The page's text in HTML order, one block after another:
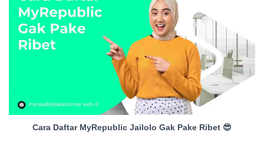
Cara Daftar MyRepublic Jailolo Gak Pake Ribet 😎